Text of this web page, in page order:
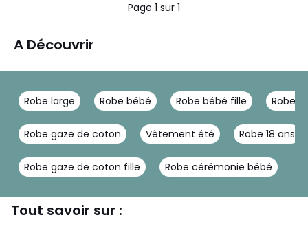
Page 1 sur 1
A Découvrir
Robe large Robe bébé Robe bébé fille Robe
Robe gaze de coton Vêtement été Robe 18 ans
Robe gaze de coton fille Robe cérémonie bébé
Tout savoir sur :